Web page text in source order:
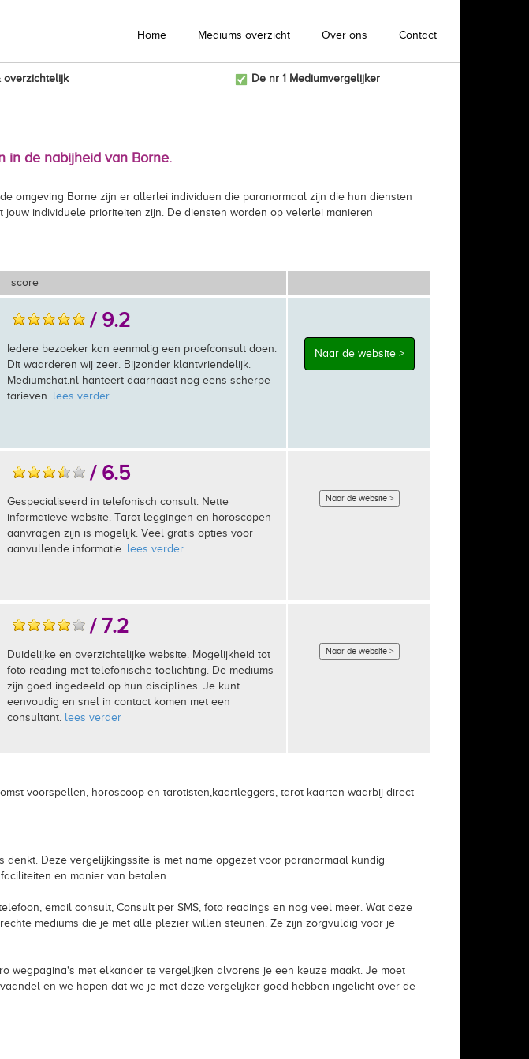
Home Mediums overzicht Over ons Contact
overzichtelijk De nr 1 Mediumvergelijker
in de nabijheid van Borne.
omgeving Borne zijn er allerlei individuen die paranormaal zijn die hun diensten
individuele prioriteiten zijn. De diensten worden op velerlei manieren
score
/ 9.2
Iedere bezoeker kan eenmalig een proefconsult doen.
Dit waarderen wij zeer. Bijzonder klantvriendelijk.
Mediumchat.nl hanteert daarnaast nog eens scherpe
tarieven. lees verder
Naar de website >
/ 6.5
Gespecialiseerd in telefonisch consult. Nette
informatieve website. Tarot leggingen en horoscopen
aanvragen zijn is mogelijk. Veel gratis opties voor
aanvullende informatie. lees verder
Naar de website >
/ 7.2
Duidelijke en overzichtelijke website. Mogelijkheid tot
foto reading met telefonische toelichting. De mediums
zijn goed ingedeeld op hun disciplines. Je kunt
eenvoudig en snel in contact komen met een
consultant. lees verder
Naar de website >
voorspellen, horoscoop en tarotisten,kaartleggers, tarot kaarten waarbij direct
Deze vergelijkingssite is met name opgezet voor paranormaal kundig
en manier van betalen.
email consult, Consult per SMS, foto readings en nog veel meer. Wat deze
mediums die je met alle plezier willen steunen. Ze zijn zorgvuldig voor je
wegpagina's met elkander te vergelijken alvorens je een keuze maakt. Je moet
en we hopen dat we je met deze vergelijker goed hebben ingelicht over de